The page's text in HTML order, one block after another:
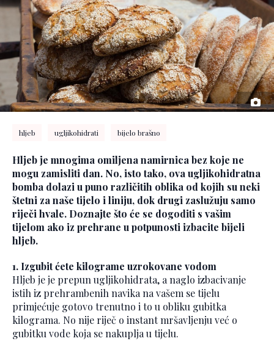
hljeb ugljikohidrati bijelo brašno
Hljeb je mnogima omiljena namirnica bez koje ne
mogu zamisliti dan. No, isto tako, ova ugljikohidratna
bomba dolazi u puno različitih oblika od kojih su neki
štetni za naše tijelo i liniju, dok drugi zaslužuju samo
riječi hvale. Doznajte što će se dogoditi s vašim
tijelom ako iz prehrane u potpunosti izbacite bijeli
hljeb.
1. Izgubit ćete kilograme uzrokovane vodom
Hljeb je je prepun ugljikohidrata, a naglo izbacivanje
istih iz prehrambenih navika na vašem se tijelu
primjećuje gotovo trenutno i to u obliku gubitka
kilograma. No nije riječ o instant mršavljenju već o
gubitku vode koja se nakuplja u tijelu.